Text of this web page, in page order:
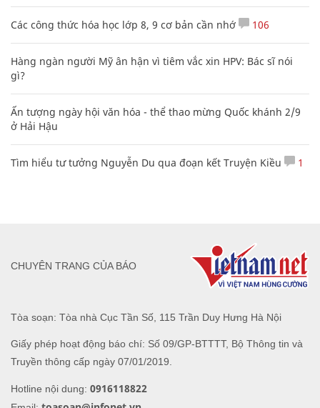
Các công thức hóa học lớp 8, 9 cơ bản cần nhớ 106
Hàng ngàn người Mỹ ân hận vì tiêm vắc xin HPV: Bác sĩ nói
gì?
Ấn tượng ngày hội văn hóa - thể thao mừng Quốc khánh 2/9
ở Hải Hậu
Tìm hiểu tư tưởng Nguyễn Du qua đoạn kết Truyện Kiều 1
Tòa soạn: Tòa nhà Cục Tần Số, 115 Trần Duy Hưng Hà Nội
Giấy phép hoạt động báo chí: Số 09/GP-BTTTT, Bộ Thông tin và
Truyền thông cấp ngày 07/01/2019.
Hotline nội dung: 0916118822
CHUYÊN TRANG CỦA BÁO